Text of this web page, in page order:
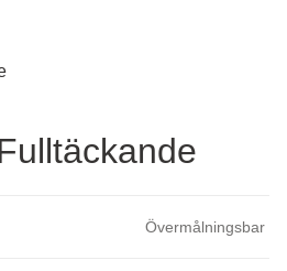
Övermålningsbar